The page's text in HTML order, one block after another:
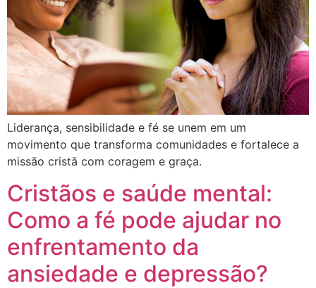
Liderança, sensibilidade e fé se unem em um
movimento que transforma comunidades e fortalece a
missão cristã com coragem e graça.
Cristãos e saúde mental:
Como a fé pode ajudar no
enfrentamento da
ansiedade e depressão?